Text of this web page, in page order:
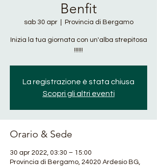
Benfit
sab 30 apr
  |
Provincia di Bergamo
Inizia la tua giornata con un'alba strepitosa
!!!!!!
La registrazione è stata chiusa
Scopri gli altri eventi
Orario & Sede
30 apr 2022, 03:30 – 15:00
Provincia di Bergamo, 24020 Ardesio BG,